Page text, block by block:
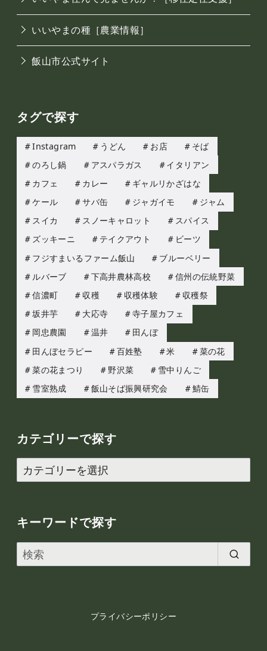
いいやまの種［農業情報］
飯山市公式サイト
タグで探す
Instagram うどん お店
そば
のろし鍋
アスパラガス
イタリアン
カフェ
カレー
ギャルリかざはな
ケール
サバ缶 ジャガイモ
ジャム
スイカ
スノーキャロット
スパイス
ズッキーニ
テイクアウト
ビーツ
フジすまいるファーム飯山
ブルーベリー
ルバーブ
下高井農林高校
信州の伝統野菜
信濃町
収穫 収穫体験
収穫祭
坂井芋
大応寺
寺子屋カフェ
岡忠農園
温井
田んぼ
田んぼセラピー
百姓塾 米
菜の花
菜の花まつり
野沢菜
雪中りんご
雪室熟成
飯山そば振興研究会 鯖缶
カテゴリーで探す
カ
テ
リ
で
キーワードで探す
プライバシーポリシー